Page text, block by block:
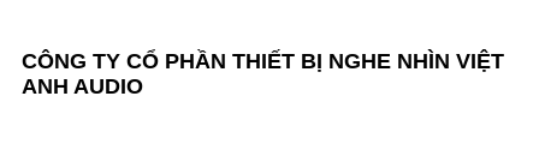
CÔNG TY CỔ PHẦN THIẾT BỊ NGHE NHÌN VIỆT
ANH AUDIO